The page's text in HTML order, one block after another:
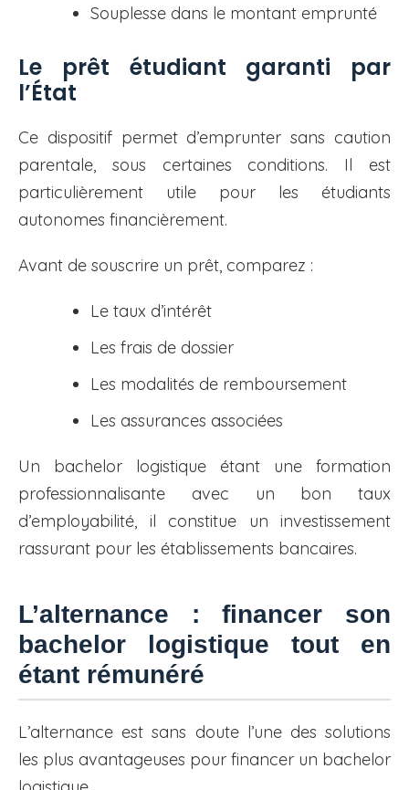
Souplesse dans le montant emprunté
Le prêt étudiant garanti par
l’État
Ce dispositif permet d’emprunter sans caution
parentale, sous certaines conditions. Il est
particulièrement utile pour les étudiants
autonomes financièrement.
Avant de souscrire un prêt, comparez :
Le taux d’intérêt
Les frais de dossier
Les modalités de remboursement
Les assurances associées
Un bachelor logistique étant une formation
professionnalisante avec un bon taux
d’employabilité, il constitue un investissement
rassurant pour les établissements bancaires.
L’alternance : financer son
bachelor logistique tout en
étant rémunéré
L’alternance est sans doute l’une des solutions
les plus avantageuses pour financer un bachelor